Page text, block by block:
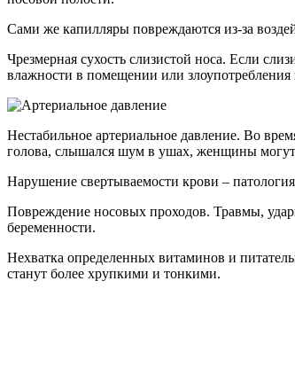
Сами же капилляры повреждаются из-за
Чрезмерная сухость слизистой носа. Если
влажности в помещении или
Нестабильное артериальное давление. Во
голова, слышался шум в ушах, женщины могут
Нарушение свертываемости крови –
Повреждение носовых проходов. Травмы,
беременности.
Нехватка определенных витаминов и
станут более хрупкими и тонкими.